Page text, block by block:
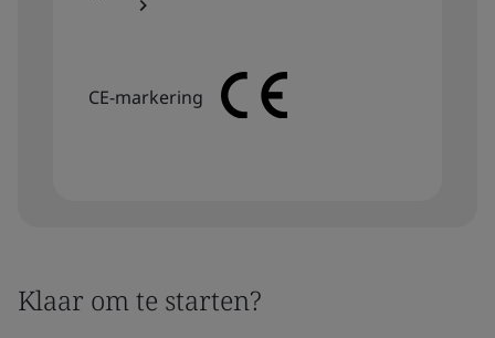
CE-markering
Klaar om te starten?